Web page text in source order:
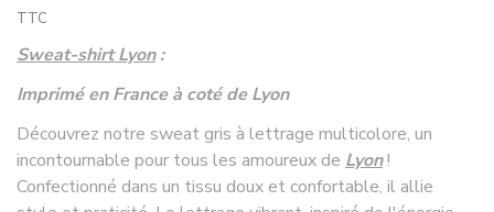
TTC
Sweat-shirt Lyon :
Imprimé en France à coté de Lyon
Découvrez notre sweat gris à lettrage multicolore, un
incontournable pour tous les amoureux de Lyon!
Confectionné dans un tissu doux et confortable, il allie